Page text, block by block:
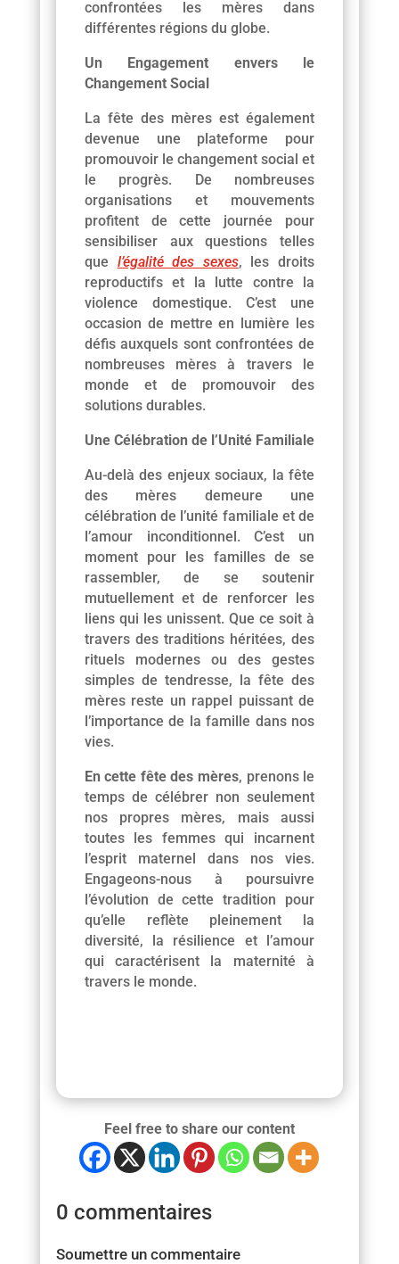
confrontées les mères dans
différentes régions du globe.
Un Engagement envers le
Changement Social
La fête des mères est également
devenue une plateforme pour
promouvoir le changement social et
le progrès. De nombreuses
organisations et mouvements
profitent de cette journée pour
sensibiliser aux questions telles
que l’égalité des sexes, les droits
reproductifs et la lutte contre la
violence domestique. C’est une
occasion de mettre en lumière les
défis auxquels sont confrontées de
nombreuses mères à travers le
monde et de promouvoir des
solutions durables.
Une Célébration de l’Unité Familiale
Au-delà des enjeux sociaux, la fête
des mères demeure une
célébration de l’unité familiale et de
l’amour inconditionnel. C’est un
moment pour les familles de se
rassembler, de se soutenir
mutuellement et de renforcer les
liens qui les unissent. Que ce soit à
travers des traditions héritées, des
rituels modernes ou des gestes
simples de tendresse, la fête des
mères reste un rappel puissant de
l’importance de la famille dans nos
vies.
En cette fête des mères, prenons le
temps de célébrer non seulement
nos propres mères, mais aussi
toutes les femmes qui incarnent
l’esprit maternel dans nos vies.
Engageons-nous à poursuivre
l’évolution de cette tradition pour
qu’elle reflète pleinement la
diversité, la résilience et l’amour
qui caractérisent la maternité à
travers le monde.
Feel free to share our content
0 commentaires
Soumettre un commentaire